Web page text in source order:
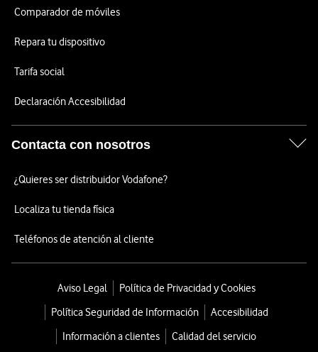
Comparador de móviles
Repara tu dispositivo
Tarifa social
Declaración Accesibilidad
Contacta con nosotros
¿Quieres ser distribuidor Vodafone?
Localiza tu tienda física
Teléfonos de atención al cliente
Aviso Legal
Política de Privacidad y Cookies
Política Seguridad de Información
Accesibilidad
Información a clientes
Calidad del servicio